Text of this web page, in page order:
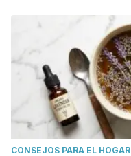
CONSEJOS PARA EL HOGAR